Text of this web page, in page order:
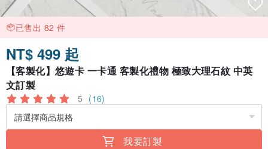
已售出 82 件
NT$ 499 起
【客製化】悠遊卡 一卡通 客製化禮物 極致大理石紋 中英
文訂製
5 (16)
我要訂製